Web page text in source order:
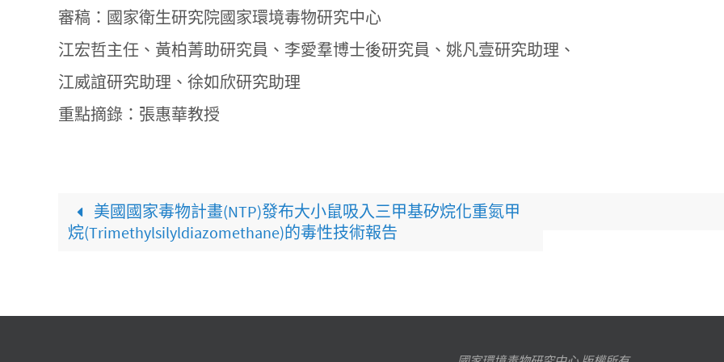
審稿：國家衛生研究院國家環境毒物研究中心
江宏哲主任、黃柏菁助研究員、李愛羣博士後研究員、姚凡壹研究助理、
江威誼研究助理、徐如欣研究助理
重點摘錄：張惠華教授
美國國家毒物計畫(NTP)發布大小鼠吸入三甲基矽烷化重氮甲
烷(Trimethylsilyldiazomethane)的毒性技術報告